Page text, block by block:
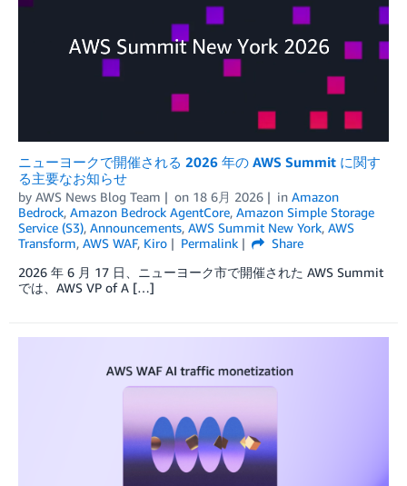
ニューヨークで開催される 2026 年の AWS Summit に関す
る主要なお知らせ
by AWS News Blog Team on 18 6月 2026 in Amazon
Bedrock, Amazon Bedrock AgentCore, Amazon Simple Storage
Service (S3), Announcements, AWS Summit New York, AWS
Transform, AWS WAF, Kiro Permalink
Share
2026 年 6 月 17 日、ニューヨーク市で開催された AWS Summit
では、AWS VP of A […]